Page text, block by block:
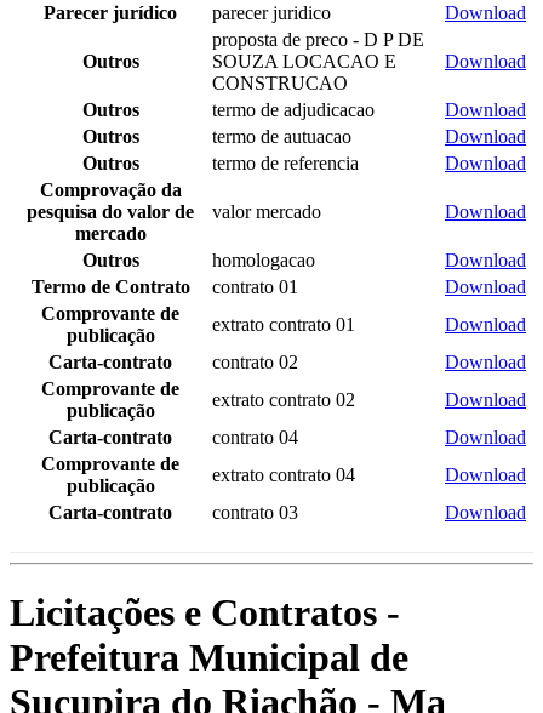
Parecer jurídico parecer juridico Download
Outros
proposta de preco - D P DE
SOUZA LOCACAO E
CONSTRUCAO
Download
Outros termo de adjudicacao
Download
Outros
termo de autuacao
Download
Outros
termo de referencia
Download
Comprovação da
pesquisa do valor de
mercado
valor mercado Download
Outros homologacao
Download
Termo de Contrato
contrato 01
Download
Comprovante de
publicação
extrato contrato 01
Download
Carta-contrato
contrato 02
Download
Comprovante de
publicação
extrato contrato 02
Download
Carta-contrato
contrato 04
Download
Comprovante de
publicação
extrato contrato 04
Download
Carta-contrato
contrato 03 Download
Licitações e Contratos -
Prefeitura Municipal de
Sucupira do Riachão - Ma